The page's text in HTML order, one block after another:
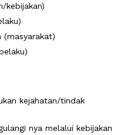
kebijakan)
(masyarakat)
kejahatan/tindak
nya melalui kebijakan